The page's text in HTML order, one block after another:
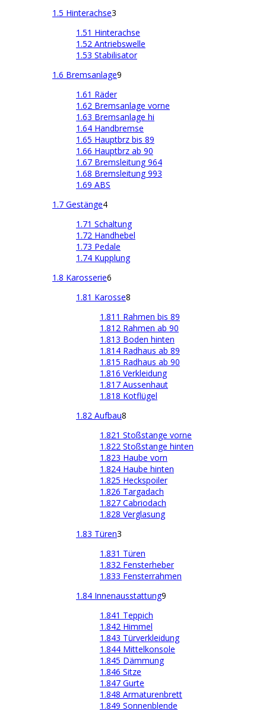
1.5 Hinterachse3
1.51 Hinterachse
1.52 Antriebswelle
1.53 Stabilisator
1.6 Bremsanlage9
1.61 Räder
1.62 Bremsanlage vorne
1.63 Bremsanlage hi
1.64 Handbremse
1.65 Hauptbrz bis 89
1.66 Hauptbrz ab 90
1.67 Bremsleitung 964
1.68 Bremsleitung 993
1.69 ABS
1.7 Gestänge4
1.71 Schaltung
1.72 Handhebel
1.73 Pedale
1.74 Kupplung
1.8 Karosserie6
1.81 Karosse8
1.811 Rahmen bis 89
1.812 Rahmen ab 90
1.813 Boden hinten
1.814 Radhaus ab 89
1.815 Radhaus ab 90
1.816 Verkleidung
1.817 Aussenhaut
1.818 Kotflügel
1.82 Aufbau8
1.821 Stoßstange vorne
1.822 Stoßstange hinten
1.823 Haube vorn
1.824 Haube hinten
1.825 Heckspoiler
1.826 Targadach
1.827 Cabriodach
1.828 Verglasung
1.83 Türen3
1.831 Türen
1.832 Fensterheber
1.833 Fensterrahmen
1.84 Innenausstattung9
1.841 Teppich
1.842 Himmel
1.843 Türverkleidung
1.844 Mittelkonsole
1.845 Dämmung
1.846 Sitze
1.847 Gurte
1.848 Armaturenbrett
1.849 Sonnenblende